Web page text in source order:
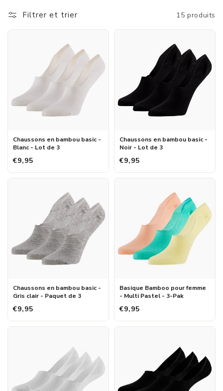
chaussettes régulent l'humidité et la température, vous n'avez
hommes dans différentes couleurs et tailles. Il y a donc toujours
une paire de chaussures qui s'accorde le mieux avec vos
chaussures. Jetez donc un coup d'œil à la gamme de chaussettes
en bambou si vous souhaitez acheter des chaussons en bambou
Apollo.
Filtrer et trier 15 produits
Chaussons en bambou basic -
Blanc - Lot de 3
€9,95
Chaussons en bambou basic -
Noir - Lot de 3
€9,95
Chaussons en bambou basic -
Gris clair - Paquet de 3
€9,95
Basique Bamboo pour femme
- Multi Pastel - 3-Pak
€9,95